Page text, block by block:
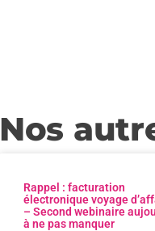
Nos
Rappel : facturation
électronique voyage
– Second webinaire
à ne pas manquer